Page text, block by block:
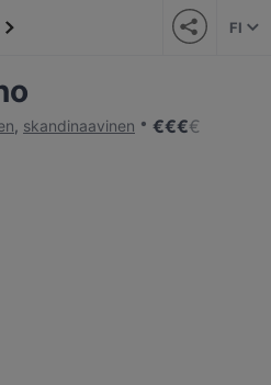
FI
, skandinaavinen €€€€